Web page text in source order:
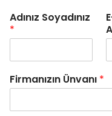
Adınız Soyadınız
*
Firmanızın Ünvanı *